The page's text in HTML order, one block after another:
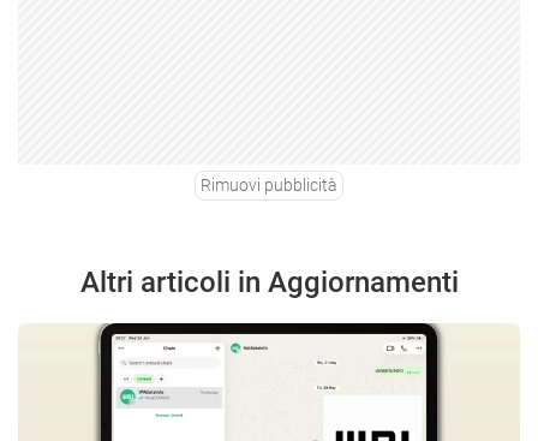
Rimuovi pubblicità
Altri articoli in Aggiornamenti